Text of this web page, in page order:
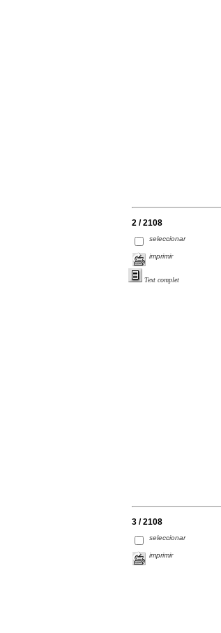
2 / 2108
seleccionar
imprimir
Text complet
3 / 2108
seleccionar
imprimir